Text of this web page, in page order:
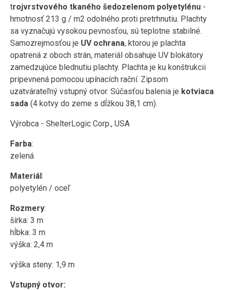
trojvrstvového tkaného šedozelenom polyetylénu -
hmotnosť 213 g / m2 odolného proti pretrhnutiu. Plachty
sa vyznačujú vysokou pevnosťou, sú teplotne stabilné.
Samozrejmosťou je UV ochrana, ktorou je plachta
opatrená z oboch strán, materiál obsahuje UV blokátory
zamedzujúce blednutiu plachty. Plachta je ku konštrukcii
pripevnená pomocou upínacích rační. Zipsom
uzatvárateľný vstupný otvor. Súčasťou balenia je kotviaca
sada (4 kotvy do zeme s dĺžkou 38,1 cm).
Výrobca - ShelterLogic Corp., USA
Farba:
zelená
Materiál:
polyetylén / oceľ
Rozmery:
šírka: 3 m
hĺbka: 3 m
výška: 2,4 m
výška steny: 1,9 m
Vstupný otvor: